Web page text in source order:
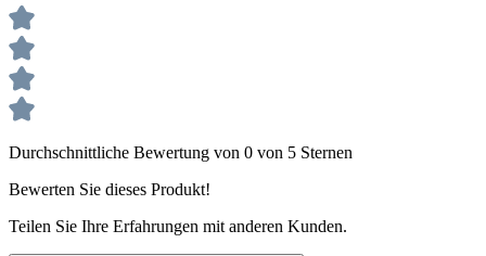
Durchschnittliche Bewertung von 0 von 5 Sternen
Bewerten Sie dieses Produkt!
Teilen Sie Ihre Erfahrungen mit anderen Kunden.